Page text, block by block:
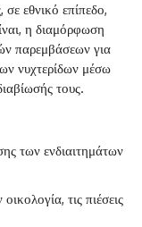
εθνικό επίπεδο,
η διαμόρφωση
παρεμβάσεων για
νυχτερίδων μέσω
τους.
των ενδιαιτημάτων
τις πιέσεις